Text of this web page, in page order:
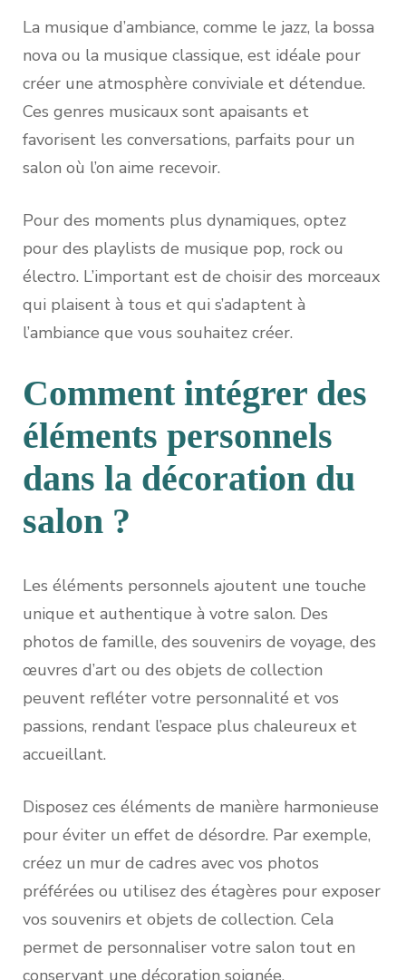
La musique d’ambiance, comme le jazz, la bossa
nova ou la musique classique, est idéale pour
créer une atmosphère conviviale et détendue.
Ces genres musicaux sont apaisants et
favorisent les conversations, parfaits pour un
salon où l’on aime recevoir.
Pour des moments plus dynamiques, optez
pour des playlists de musique pop, rock ou
électro. L’important est de choisir des morceaux
qui plaisent à tous et qui s’adaptent à
l’ambiance que vous souhaitez créer.
Comment intégrer des
éléments personnels
dans la décoration du
salon ?
Les éléments personnels ajoutent une touche
unique et authentique à votre salon. Des
photos de famille, des souvenirs de voyage, des
œuvres d’art ou des objets de collection
peuvent refléter votre personnalité et vos
passions, rendant l’espace plus chaleureux et
accueillant.
Disposez ces éléments de manière harmonieuse
pour éviter un effet de désordre. Par exemple,
créez un mur de cadres avec vos photos
préférées ou utilisez des étagères pour exposer
vos souvenirs et objets de collection. Cela
permet de personnaliser votre salon tout en